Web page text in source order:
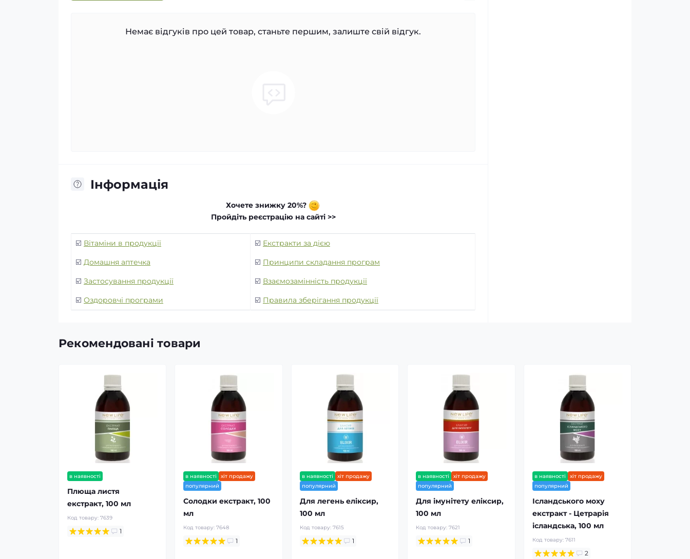
Немає відгуків про цей товар, станьте першим, залиште свій відгук.
Інформація
Хочете знижку 20%?
Пройдіть реєстрацію на сайті >>
☑️ Вітаміни в продукції
☑️ Домашня аптечка
☑️ Застосування продукції
☑️ Оздоровчі програми
☑️ Екстракти за дією
☑️ Принципи складання програм
☑️ Взаємозамінність продукції
☑️ Правила зберігання продукції
Рекомендовані товари
в наявності
Плюща листя
екстракт, 100 мл
Код товару: 7639
1
в наявності
хіт продажу
популярний
Солодки екстракт, 100
мл
Код товару:7648
1
в наявності
хіт продажу
популярний
Для легень еліксир,
100 мл
Код товару: 7615
1
в наявності
хіт продажу
популярний
Для імунітету еліксир,
100 мл
Код товару:7621
1
в наявності
хіт продажу
популярний
Ісландського моху
екстракт - Цетрарія
ісландська, 100 мл
Код товару: 7611
2